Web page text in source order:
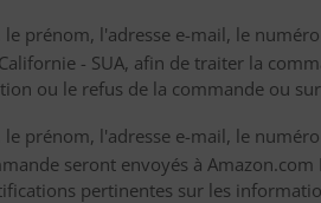
le prénom, l'adresse e-mail, le
- SUA, afin de traiter la
ou le refus de la commande ou
le prénom, l'adresse e-mail, le
seront envoyés à
pertinentes sur les